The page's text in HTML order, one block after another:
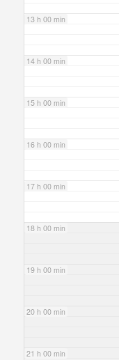
13 h 00 min
14 h 00 min
15 h 00 min
16 h 00 min
17 h 00 min
18 h 00 min
19 h 00 min
20 h 00 min
21 h 00 min